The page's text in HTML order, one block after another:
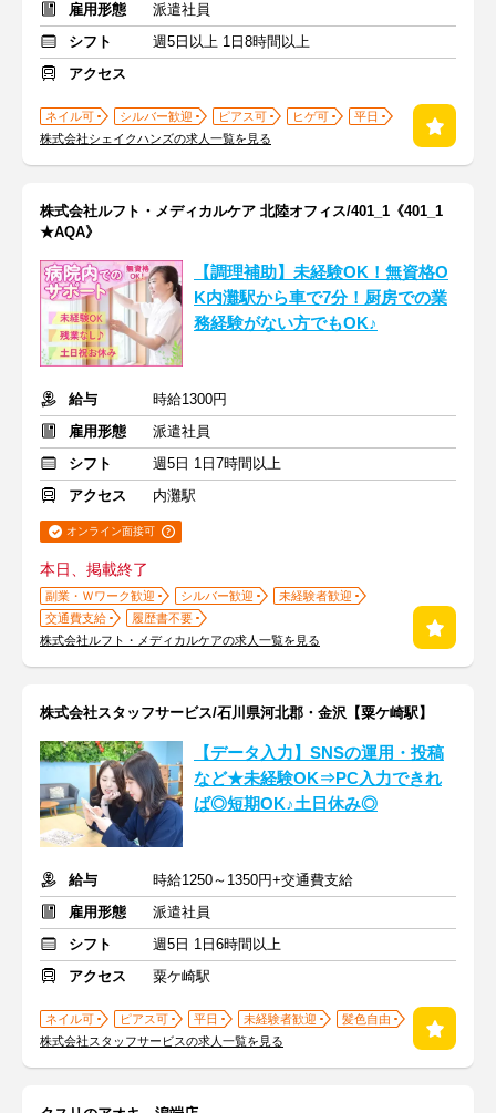
雇用形態
派遣社員
シフト
週5日以上 1日8時間以上
アクセス
ネイル可 シルバー歓迎 ピアス可 ヒゲ可
平日
株式会社シェイクハンズの求人一覧を見る
株式会社ルフト・メディカルケア 北陸オフィス/401_1《401_1
★AQA》
【調理補助】未経験OK！無資格O
K内灘駅から車で7分！厨房での業
務経験がない方でもOK♪
給与
時給1300円
雇用形態
派遣社員
シフト
週5日 1日7時間以上
アクセス
内灘駅
オンライン面接可
本日、掲載終了
副業・Ｗワーク歓迎 シルバー歓迎
未経験者歓迎
交通費支給
履歴書不要
株式会社ルフト・メディカルケアの求人一覧を見る
株式会社スタッフサービス/石川県河北郡・金沢【粟ケ崎駅】
【データ入力】SNSの運用・投稿
など★未経験OK⇒PC入力できれ
ば◎短期OK♪土日休み◎
給与
時給1250～1350円+交通費支給
雇用形態
派遣社員
シフト
週5日 1日6時間以上
アクセス
粟ケ崎駅
ネイル可 ピアス可 平日 未経験者歓迎
髪色自由
株式会社スタッフサービスの求人一覧を見る